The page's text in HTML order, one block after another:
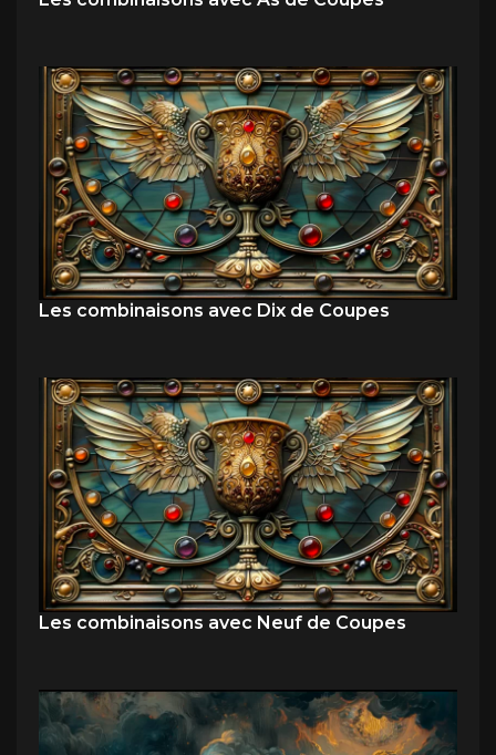
Les combinaisons avec Dix de Coupes
Les combinaisons avec Neuf de Coupes